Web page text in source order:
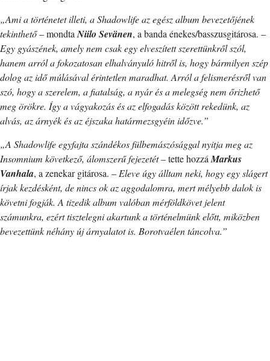
„Ami a történetet illeti, a Shadowlife az egész album bevezetőjének
tekinthető– mondta Niilo Sevänen, a banda énekes/basszusgitárosa. –
Egy gyászének, amely nem csak egy elveszített szerettünkről szól,
hanem arról a fokozatosan elhalványuló hitről is, hogy bármilyen szép
dolog az idő múlásával érintetlen maradhat. Arról a felismerésről van
szó, hogy a szerelem, a fiatalság, a nyár és a melegség nem őrizhető
meg örökre. Így a vágyakozás és az elfogadás között rekedünk, az
alvás, az árnyék és az éjszaka határmezsgyéin időzve.”
„A Shadowlife egyfajta szándékos fülbemászósággal nyitja meg az
Insomnium következő, álomszerű fejezetét– tette hozzáMarkus
Vanhala, a zenekar gitárosa. – Eleve úgy álltam neki, hogy egy slágert
írjak kezdésként, de nincs ok az aggodalomra, mert mélyebb dalok is
követni fogják. A tizedik album valóban mérföldkövet jelent
számunkra, ezért tisztelegni akartunk a történelmünk előtt, miközben
bevezettünk néhány új árnyalatot is. Borotvaélen táncolva.”